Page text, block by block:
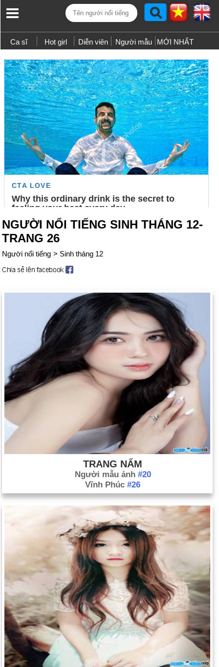
Ca sĩ Hot girl Diễn viên Người mẫu MỚI NHẤT
NGƯỜI NỔI TIẾNG SINH THÁNG 12-
TRANG 26
Người nổi tiếng > Sinh tháng 12
TRANG NẤM
Người mẫu ảnh #20
Vĩnh Phúc #26